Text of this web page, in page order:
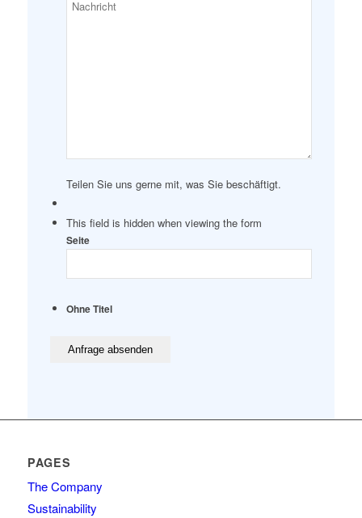
Teilen Sie uns gerne mit, was Sie beschäftigt.
This field is hidden when viewing the form
Seite
Ohne Titel
PAGES
The Company
Sustainability